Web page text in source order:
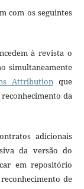
com os seguintes
à revista o
simultaneamente
Attributionque
da
adicionais
da versão do
em repositório
de